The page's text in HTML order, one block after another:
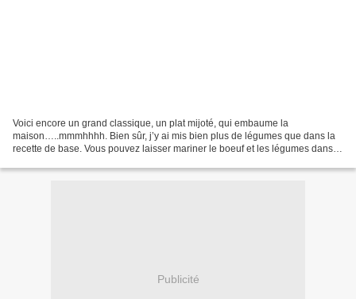
Voici encore un grand classique, un plat mijoté, qui embaume la
maison…..mmmhhhh. Bien sûr, j’y ai mis bien plus de légumes que dans la
recette de base. Vous pouvez laisser mariner le boeuf et les légumes dans le
Publicité